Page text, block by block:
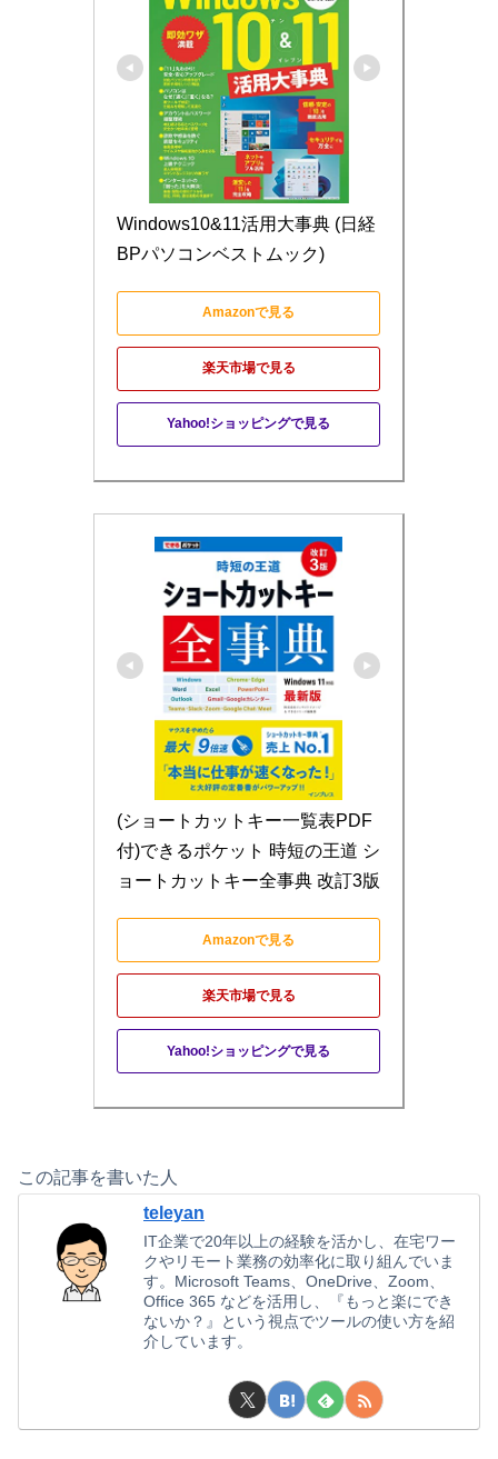
Windows10&11活用大事典 (日経
BPパソコンベストムック)
Amazonで見る
楽天市場で見る
Yahoo!ショッピングで見る
(ショートカットキー一覧表PDF
付)できるポケット 時短の王道 シ
ョートカットキー全事典 改訂3版
Amazonで見る
楽天市場で見る
Yahoo!ショッピングで見る
この記事を書いた人
teleyan
IT企業で20年以上の経験を活かし、在宅ワー
クやリモート業務の効率化に取り組んでいま
す。Microsoft Teams、OneDrive、Zoom、
Office 365 などを活用し、『もっと楽にでき
ないか？』という視点でツールの使い方を紹
介しています。